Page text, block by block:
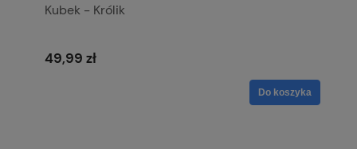
Kubek - Królik
49,99 zł
Do koszyka